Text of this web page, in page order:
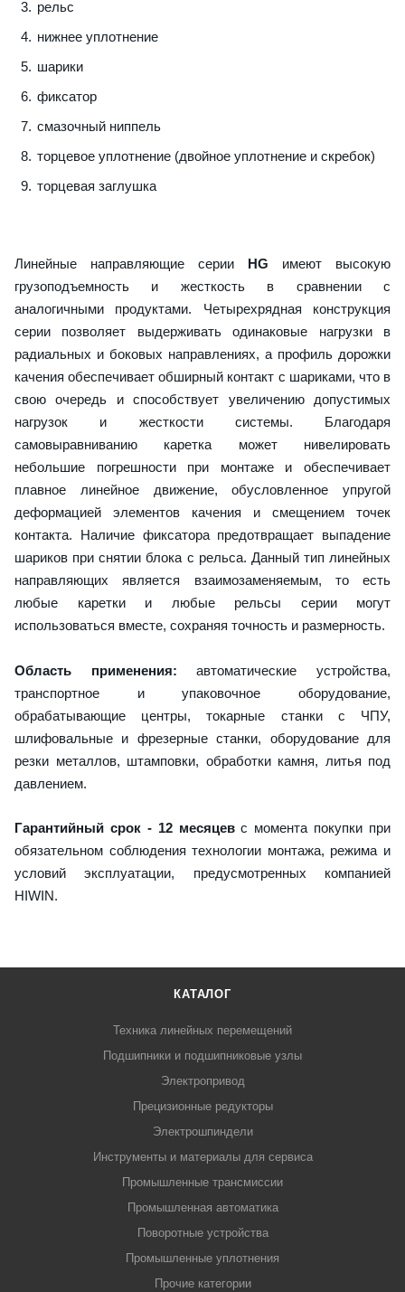
рельс
нижнее уплотнение
шарики
фиксатор
смазочный ниппель
торцевое уплотнение (двойное уплотнение и скребок)
торцевая заглушка
Линейные направляющие серии HG имеют высокую
грузоподъемность и жесткость в сравнении с
аналогичными продуктами. Четырехрядная конструкция
серии позволяет выдерживать одинаковые нагрузки в
радиальных и боковых направлениях, а профиль дорожки
качения обеспечивает обширный контакт с шариками, что в
свою очередь и способствует увеличению допустимых
нагрузок и жесткости системы. Благодаря
самовыравниванию каретка может нивелировать
небольшие погрешности при монтаже и обеспечивает
плавное линейное движение, обусловленное упругой
деформацией элементов качения и смещением точек
контакта. Наличие фиксатора предотвращает выпадение
шариков при снятии блока с рельса. Данный тип линейных
направляющих является взаимозаменяемым, то есть
любые каретки и любые рельсы серии могут
использоваться вместе, сохраняя точность и размерность.
Область применения: автоматические устройства,
транспортное и упаковочное оборудование,
обрабатывающие центры, токарные станки с ЧПУ,
шлифовальные и фрезерные станки, оборудование для
резки металлов, штамповки, обработки камня, литья под
давлением.
Гарантийный срок - 12 месяцевс момента покупки при
обязательном соблюдения технологии монтажа, режима и
условий эксплуатации, предусмотренных компанией
HIWIN.
КАТАЛОГ
Техника линейных перемещений
Подшипники и подшипниковые узлы
Электропривод
Прецизионные редукторы
Электрошпиндели
Инструменты и материалы для сервиса
Промышленные трансмиссии
Промышленная автоматика
Поворотные устройства
Промышленные уплотнения
Прочие категории